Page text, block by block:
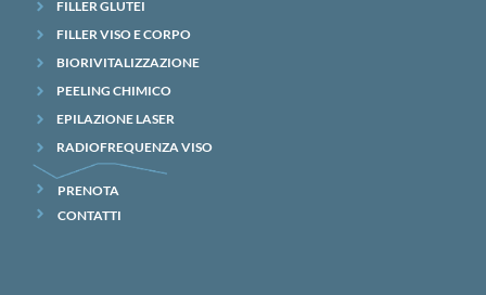
FILLER GLUTEI
FILLER VISO E CORPO
BIORIVITALIZZAZIONE
PEELING CHIMICO
EPILAZIONE LASER
RADIOFREQUENZA VISO
PRENOTA
CONTATTI